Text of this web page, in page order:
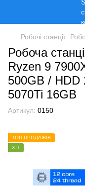
Робочі станції
Робоча
Ryzen 9
500GB / HDD
5070Ti 16GB
Артикул: 0150
ТОП ПРОДАЖІВ
ХІТ